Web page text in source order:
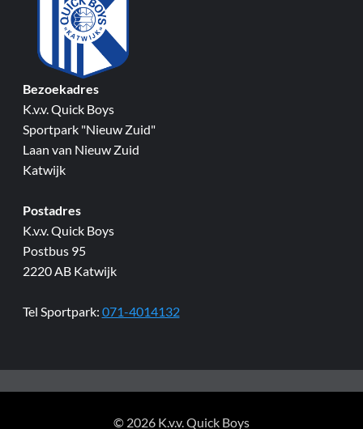
Bezoekadres
K.v.v. Quick Boys
Sportpark "Nieuw Zuid"
Laan van Nieuw Zuid
Katwijk
Postadres
K.v.v. Quick Boys
Postbus 95
2220 AB Katwijk
Tel Sportpark: 071-4014132
© 2026 K.v.v. Quick Boys